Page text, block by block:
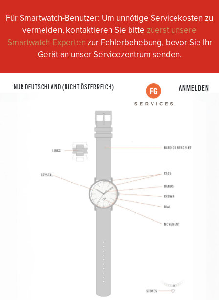
Für Smartwatch-Benutzer: Um unnötige Servicekosten zu
vermeiden, kontaktieren Sie bitte zuerst unsere
Smartwatch-Experten zur Fehlerbehebung, bevor Sie Ihr
Gerät an unser Servicezentrum senden.
NUR DEUTSCHLAND (NICHT ÖSTERREICH) ANMELDEN